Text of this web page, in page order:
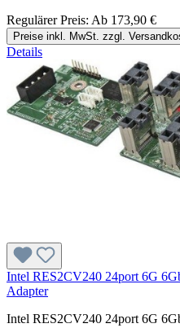
Regulärer Preis: Ab 173,90 €
Preise inkl. MwSt. zzgl.
Details
Intel RES2CV240 24port 6G
Adapter
Intel RES2CV240 24port 6G